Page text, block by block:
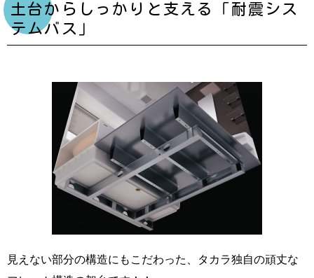
土台からしっかりと支える「耐震シス
テムバス」
見えない部分の構造にもこだわった、タカラ独自の頑丈な